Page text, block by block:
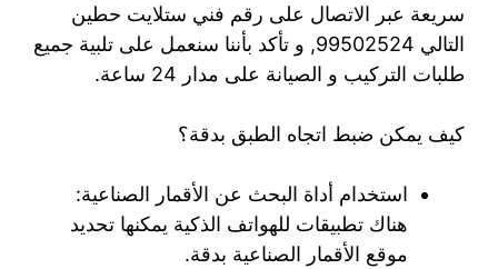
سريعة عبر الاتصال على رقم فني ستلايت حطين
التالي 99502524, و تأكد بأننا سنعمل على تلبية جميع
طلبات التركيب و الصيانة على مدار 24 ساعة.
كيف يمكن ضبط اتجاه الطبق بدقة؟
استخدام أداة البحث عن الأقمار الصناعية:
هناك تطبيقات للهواتف الذكية يمكنها تحديد
موقع الأقمار الصناعية بدقة.